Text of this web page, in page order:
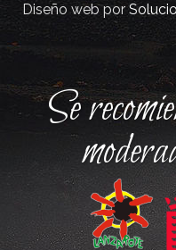
Diseño web por
Se